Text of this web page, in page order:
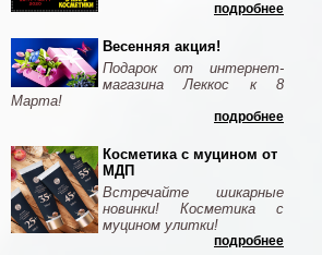
подробнее
Весенняя акция!
Подарок от интернет-
магазина Леккос к 8
Марта!
подробнее
Косметика с муцином от
МДП
Встречайте шикарные
новинки! Косметика с
муцином улитки!
подробнее